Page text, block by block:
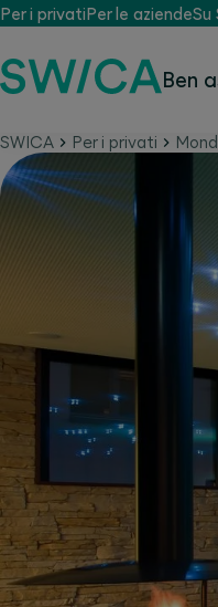
Per i privatiPer le aziendeSu
Ben
SWICA Per i privati